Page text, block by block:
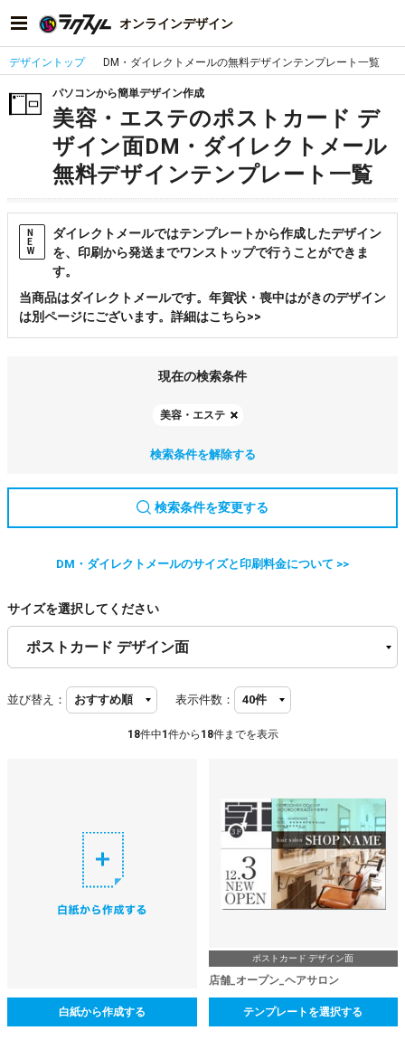
オンラインデザイン
デザイントップ DM・ダイレクトメールの無料デザインテンプレート一覧
パソコンから簡単デザイン作成
美容・エステのポストカード デ
ザイン面DM・ダイレクトメール
無料デザインテンプレート一覧
N
E
W
ダイレクトメールではテンプレートから作成したデザイン
を、印刷から発送までワンストップで行うことができま
す。
当商品はダイレクトメールです。年賀状・喪中はがきのデザイン
は別ページにございます。詳細はこちら>>
現在の検索条件
美容・エステ
検索条件を解除する
検索条件を変更する
DM・ダイレクトメールのサイズと印刷料金について >>
サイズを選択してください
並び替え： 表示件数：
18件中1 件から 18件までを表示
白紙から作成する
ポストカード デザイン面
店舗_オープン_ヘアサロン
テンプレートを選択する